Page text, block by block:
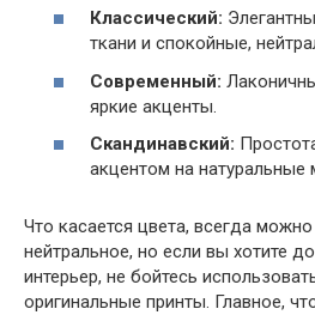
Классический:
ткани и спокойные,
Современный:
яркие акценты.
Скандинавский:
акцентом на натуральные
Что касается цвета, всегда
нейтральное, но если вы хотите
интерьер, не бойтесь
оригинальные принты. Главное,